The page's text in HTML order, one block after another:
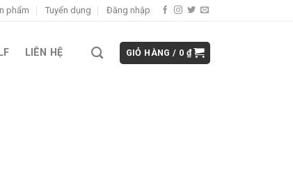
phẩm Tuyển dụng Đăng nhập
LIÊN HỆ GIỎ HÀNG / 0 ₫